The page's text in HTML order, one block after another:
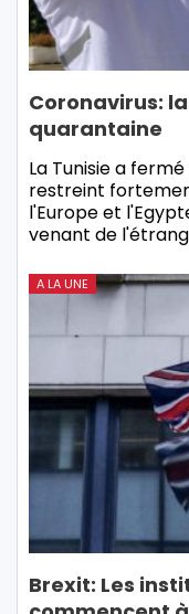
Coronavirus:
quarantaine
La Tunisie a
restreint
l'Europe et
venant de
A LA UNE
Brexit: Les